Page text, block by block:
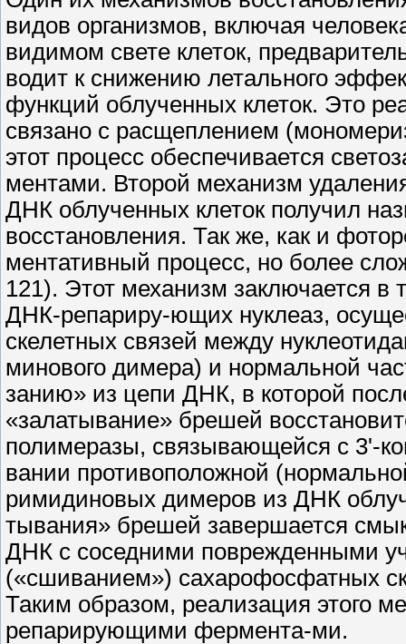
видов организмов, включая
видимом свете клеток,
водит к снижению летального
функций облученных клеток. Это
связано с расщеплением
этот процесс обеспечивается
ментами. Второй механизм
ДНК облученных клеток получил
восстановления. Так же, как и
ментативный процесс, но более
121). Этот механизм заключается
ДНК-репариру-ющих нуклеаз,
скелетных связей между
минового димера) и нормальной
занию» из цепи ДНК, в которой
«залатывание» брешей
полимеразы, связывающейся с 3'-
вании противоположной
римидиновых димеров из ДНК
тывания» брешей завершается
ДНК с соседними поврежденными
(«сшиванием») сахарофосфатных
Таким образом, реализация этого
репарирующими фермента-ми.